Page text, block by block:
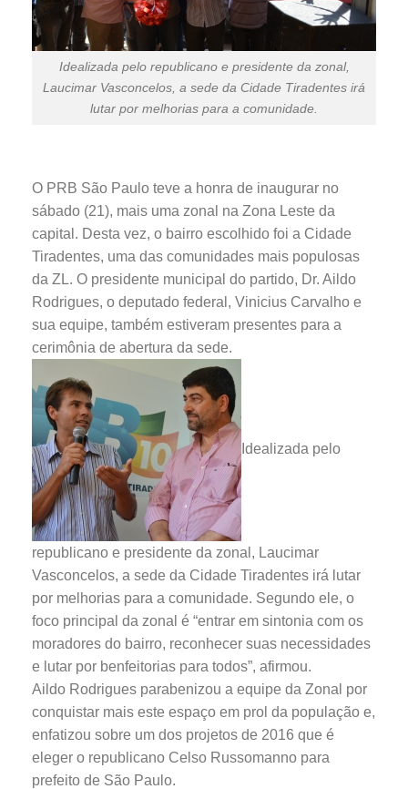
Idealizada pelo republicano e presidente da zonal,
Laucimar Vasconcelos, a sede da Cidade Tiradentes irá
lutar por melhorias para a comunidade.
O PRB São Paulo teve a honra de inaugurar no
sábado (21), mais uma zonal na Zona Leste da
capital. Desta vez, o bairro escolhido foi a Cidade
Tiradentes, uma das comunidades mais populosas
da ZL. O presidente municipal do partido, Dr. Aildo
Rodrigues, o deputado federal, Vinicius Carvalho e
sua equipe, também estiveram presentes para a
cerimônia de abertura da sede.
Idealizada pelo
republicano e presidente da zonal, Laucimar
Vasconcelos, a sede da Cidade Tiradentes irá lutar
por melhorias para a comunidade. Segundo ele, o
foco principal da zonal é “entrar em sintonia com os
moradores do bairro, reconhecer suas necessidades
e lutar por benfeitorias para todos”, afirmou.
Aildo Rodrigues parabenizou a equipe da Zonal por
conquistar mais este espaço em prol da população e,
enfatizou sobre um dos projetos de 2016 que é
eleger o republicano Celso Russomanno para
prefeito de São Paulo.